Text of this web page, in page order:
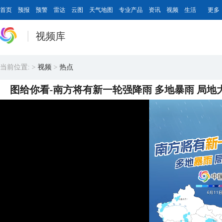
首页 预报 预警 雷达 云图 天气地图 专业产品 资讯 视频 生活 更多
视频库
当前位置: > 视频 > 热点
图给你看-南方将有新一轮强降雨 多地暴雨 局地